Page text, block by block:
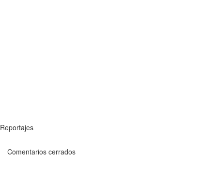
Reportajes
Comentarios cerrados